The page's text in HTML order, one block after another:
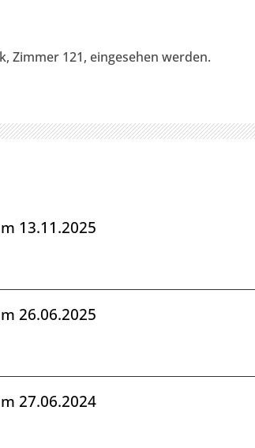
Zimmer 121, eingesehen werden.
13.11.2025
26.06.2025
27.06.2024